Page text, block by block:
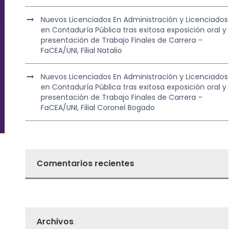
Nuevos Licenciados En Administración y Licenciados
en Contaduría Pública tras exitosa exposición oral y
presentación de Trabajo Finales de Carrera –
FaCEA/UNI, Filial Natalio
Nuevos Licenciados En Administración y Licenciados
en Contaduría Pública tras exitosa exposición oral y
presentación de Trabajo Finales de Carrera –
FaCEA/UNI, Filial Coronel Bogado
Comentarios recientes
Archivos